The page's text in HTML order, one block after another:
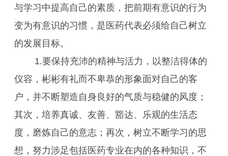
与学习中提高自己的素质，把前期有意识的行为
变为有意识的习惯，是医药代表必须给自己树立
的发展目标。
1.要保持充沛的精神与活力，以整洁得体的
仪容，彬彬有礼而不卑恭的形象面对自己的客
户，并不断塑造自身良好的气质与稳健的风度；
其次，培养真诚、友善、豁达、乐观的生活态
度，磨炼自己的意志；再次，树立不断学习的思
想，努力涉足包括医药专业在内的各种知识，不